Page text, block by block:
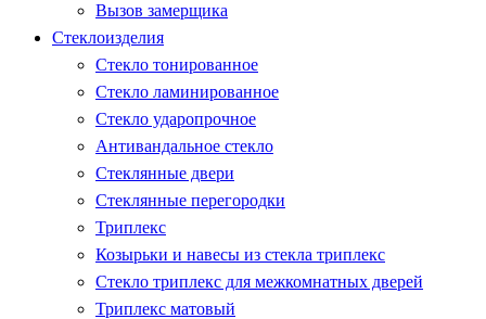
Вызов замерщика
Стеклоизделия
Стекло тонированное
Стекло ламинированное
Стекло ударопрочное
Антивандальное стекло
Стеклянные двери
Стеклянные перегородки
Триплекс
Козырьки и навесы из стекла триплекс
Стекло триплекс для межкомнатных дверей
Триплекс матовый